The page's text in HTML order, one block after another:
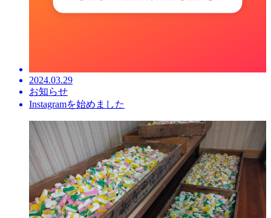
2024.03.29
お知らせ
Instagramを始めました